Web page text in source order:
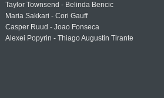
Taylor Townsend - Belinda Bencic
Maria Sakkari - Cori Gauff
Casper Ruud - Joao Fonseca
Alexei Popyrin - Thiago Augustin Tirante